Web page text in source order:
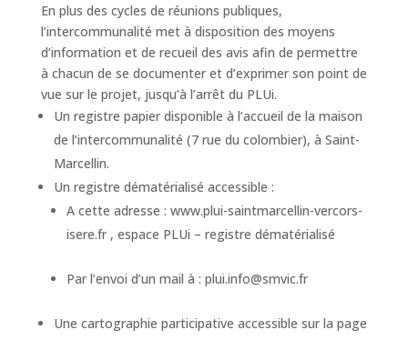
En plus des cycles de réunions publiques,
l’intercommunalité met à disposition des moyens
d’information et de recueil des avis afin de permettre
à chacun de se documenter et d’exprimer son point de
vue sur le projet, jusqu’à l’arrêt du PLUi.
Un registre papier disponible à l’accueil de la maison
de l’intercommunalité (7 rue du colombier), à Saint-
Marcellin.
Un registre dématérialisé accessible :
A cette adresse : www.plui-saintmarcellin-vercors-
isere.fr , espace PLUi – registre dématérialisé
Par l’envoi d’un mail à : plui.info@smvic.fr
Une cartographie participative accessible sur la page